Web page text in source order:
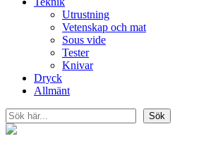
Utrustning
Vetenskap och mat
Sous vide
Tester
Knivar
Dryck
Allmänt
Sök
Sök